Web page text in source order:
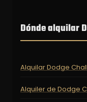
Dónde alquilar
Alquilar Dodge
Alquiler de Dodge